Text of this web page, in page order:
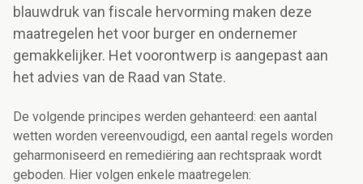
blauwdruk van fiscale hervorming maken deze
maatregelen het voor burger en ondernemer
gemakkelijker. Het voorontwerp is aangepast aan
het advies van de Raad van State.
De volgende principes werden gehanteerd: een aantal
wetten worden vereenvoudigd, een aantal regels worden
geharmoniseerd en remediëring aan rechtspraak wordt
geboden. Hier volgen enkele maatregelen: